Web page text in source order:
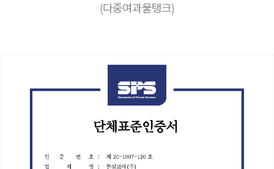
(다중여과물탱크)